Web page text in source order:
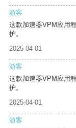
游客
这款加速器VPM应用
护。
2025-04-01
游客
这款加速器VPM应用
护。
2025-04-01
游客